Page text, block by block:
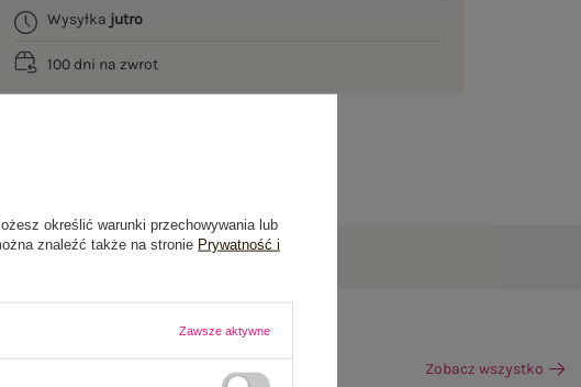
Wysyłka jutro
100 dni na zwrot
Zobacz wszystko
określić warunki przechowywania lub
znaleźć także na stronie Prywatność i
Zawsze aktywne